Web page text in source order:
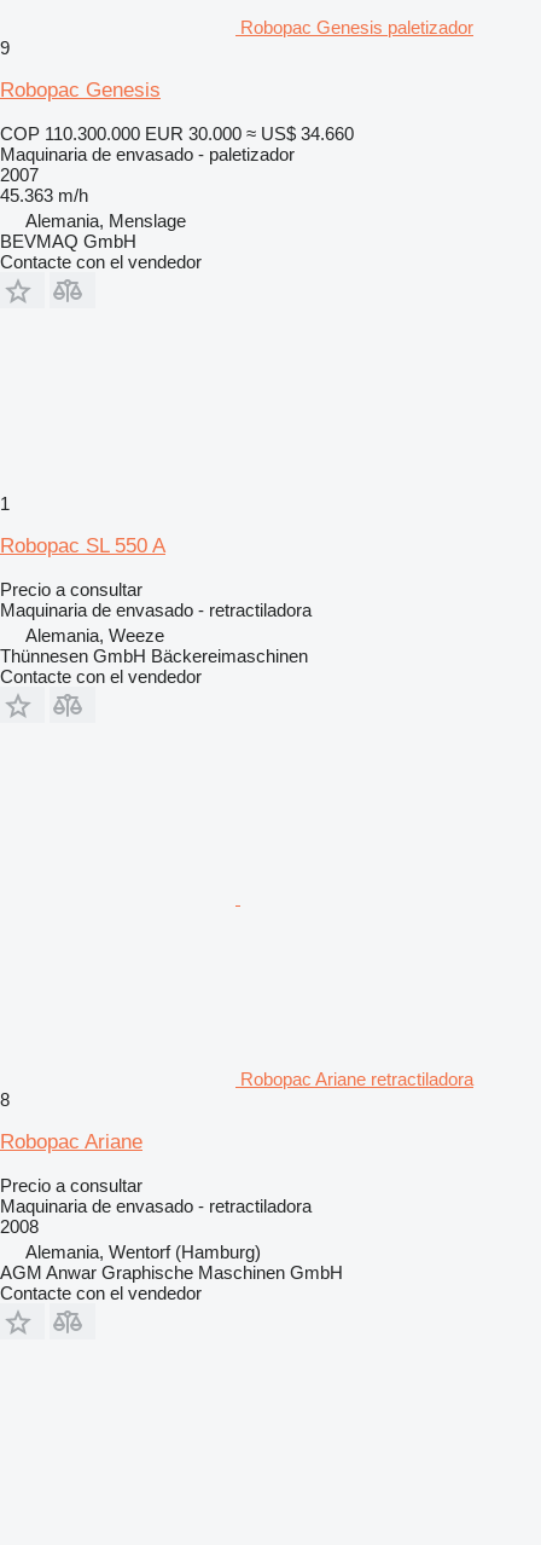
Robopac Genesis paletizador
9
Robopac Genesis
COP 110.300.000 EUR 30.000 ≈ US$ 34.660
Maquinaria de envasado - paletizador
2007
45.363 m/h
Alemania, Menslage
BEVMAQ GmbH
Contacte con el vendedor
1
Robopac SL 550 A
Precio a consultar
Maquinaria de envasado - retractiladora
Alemania, Weeze
Thünnesen GmbH Bäckereimaschinen
Contacte con el vendedor
Robopac Ariane retractiladora
8
Robopac Ariane
Precio a consultar
Maquinaria de envasado - retractiladora
2008
Alemania, Wentorf (Hamburg)
AGM Anwar Graphische Maschinen GmbH
Contacte con el vendedor